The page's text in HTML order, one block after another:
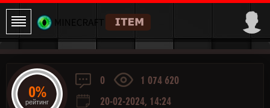
0
1 074 620
20-02-2024, 14:24
0%
рейтинг